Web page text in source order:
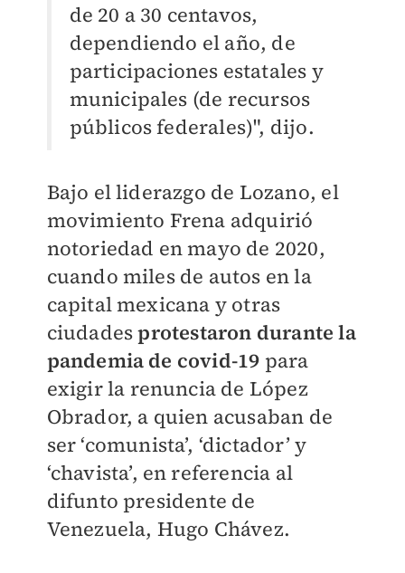
de 20 a 30 centavos,
dependiendo el año, de
participaciones estatales y
municipales (de recursos
públicos federales)", dijo.
Bajo el liderazgo de Lozano, el
movimiento Frena adquirió
notoriedad en mayo de 2020,
cuando miles de autos en la
capital mexicana y otras
ciudadesprotestaron durante la
pandemia de covid-19 para
exigir la renuncia de López
Obrador, a quien acusaban de
ser ‘comunista’, ‘dictador’ y
‘chavista’, en referencia al
difunto presidente de
Venezuela, Hugo Chávez.